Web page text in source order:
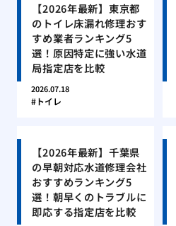
【2026年最新】東京都
のトイレ床漏れ修理おす
すめ業者ランキング5
選！原因特定に強い水道
局指定店を比較
2026.07.18
トイレ
【2026年最新】千葉県
の早朝対応水道修理会社
おすすめランキング5
選！朝早くのトラブルに
即応する指定店を比較